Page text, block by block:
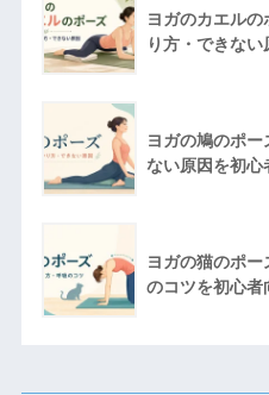
ヨガのカエル
り方・できな
ヨガの鳩のポ
ない原因を初心
ヨガの猫のポ
のコツを初心者